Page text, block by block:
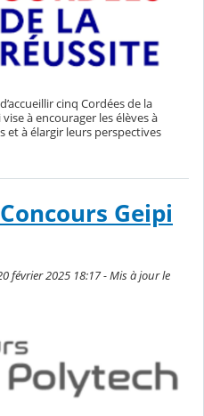
cinq Cordées de la
à encourager les élèves à
et à élargir leurs perspectives
Geipi
février 2025 18:17 - Mis à jour le